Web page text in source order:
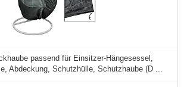
passend für Einsitzer-Hängesessel,
Abdeckung, Schutzhülle, Schutzhaube (D ...